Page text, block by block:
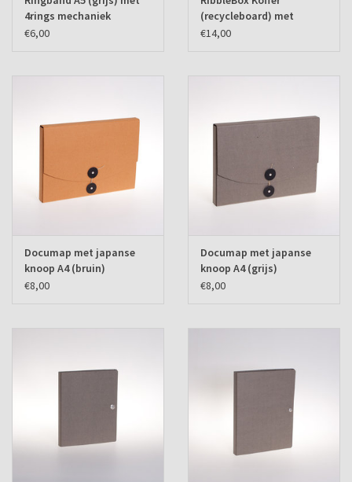
4rings mechaniek
€6,00
(recycleboard) met
drukknopsluiting
€14,00
Documap met japanse
knoop A4 (bruin)
€8,00
Documap met japanse
knoop A4 (grijs)
€8,00